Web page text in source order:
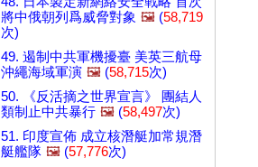
將中俄朝列爲威脅對象 🖼️ (58,719
次)
49. 遏制中共軍機擾臺 美英三航母
沖繩海域軍演 🖼️ (58,715次)
50. 《反活摘之世界宣言》 團結人
類制止中共暴行 🖼️ (58,497次)
51. 印度宣佈 成立核潛艇加常規潛
艇艦隊 🖼️ (57,776次)